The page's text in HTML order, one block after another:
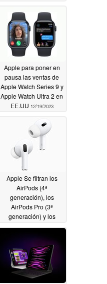
smartphone premium
de titanio 12/22/2023
Apple para poner en
pausa las ventas de
Apple Watch Series 9 y
Apple Watch Ultra 2 en
EE.UU 12/19/2023
Apple Se filtran los
AirPods (4ª
generación), los
AirPods Pro (3ª
generación) y los
nuevos AirPods Max
con ANC para unos
capullos más baratos y
función de audífono
12/18/2023